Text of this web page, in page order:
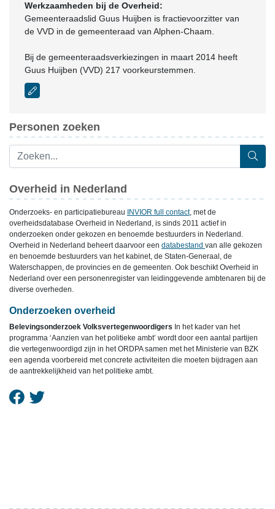
Werkzaamheden bij de Overheid:
Gemeenteraadslid Guus Huijben is fractievoorzitter van
de VVD in de gemeenteraad van Alphen-Chaam.
Bij de gemeenteraadsverkiezingen in maart 2014 heeft
Guus Huijben (VVD) 217 voorkeurstemmen.
Personen zoeken
Overheid in Nederland
Onderzoeks- en participatiebureau INVIOR full contact, met de
overheidsdatabase Overheid in Nederland, is sinds 2011 actief in
onderzoeken onder gekozen en benoemde bestuurders in Nederland.
Overheid in Nederland beheert daarvoor een databestand van alle gekozen
en benoemde bestuurders van het kabinet, de Staten-Generaal, de
Waterschappen, de provincies en de gemeenten. Ook beschikt Overheid in
Nederland over een personenregister van leidinggevende ambtenaren bij de
diverse overheden.
Onderzoeken overheid
Belevingsonderzoek Volksvertegenwoordigers In het kader van het
programma ‘Aanzien van het politieke ambt’ wordt door een aantal partijen
die vertegenwoordigd zijn in het ORDPA samen met het Ministerie van BZK
een agenda voorbereid met concrete activiteiten die moeten bijdragen aan
de aantrekkelijkheid van het politieke ambt.